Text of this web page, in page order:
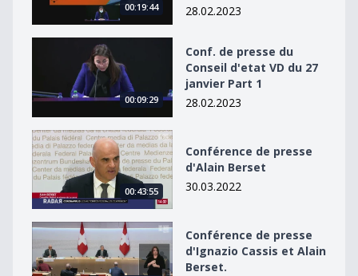
00:19:44
28.02.2023
Conf. de presse du Conseil d&#039;etat VD du 27
00:09:29
Conf. de presse du
Conseil d'etat VD du 27
janvier Part 1
28.02.2023
Conférence de presse d&#039;Alain Berset
00:43:55
Conférence de presse
d'Alain Berset
30.03.2022
Conférence de presse d&#039;Ignazio Cassis et Alain
Conférence de presse
d'Ignazio Cassis et Alain
Berset.